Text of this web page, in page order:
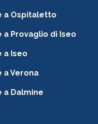
a Ospitaletto
Provaglio di Iseo
a Iseo
a Verona
a Dalmine